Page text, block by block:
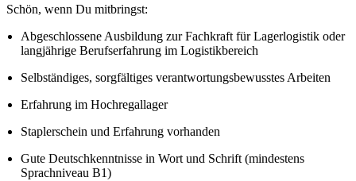
Schön, wenn Du mitbringst:
Abgeschlossene Ausbildung zur Fachkraft für Lagerlogistik oder
langjährige Berufserfahrung im Logistikbereich
Selbständiges, sorgfältiges verantwortungsbewusstes Arbeiten
Erfahrung im Hochregallager
Staplerschein und Erfahrung vorhanden
Gute Deutschkenntnisse in Wort und Schrift (mindestens
Sprachniveau B1)